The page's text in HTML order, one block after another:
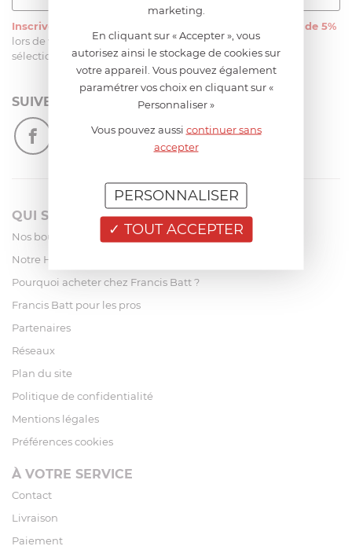
Inscrivez-vous
une remise de 5%
lors de votre première commande sur notre site sur une
sélection d’articles, hors soldes et promotions
SUIVEZ-NOUS
QUI SOMMES-NOUS?
Nos boutiques
Notre Histoire
Pourquoi acheter chez Francis Batt ?
Francis Batt pour les pros
Partenaires
Réseaux
Plan du site
Politique de confidentialité
Mentions légales
Préférences cookies
À VOTRE SERVICE
Contact
Livraison
Paiement
marketing.
En cliquant sur « Accepter », vous
autorisez ainsi le stockage de cookies sur
votre appareil. Vous pouvez également
paramétrer vos choix en cliquant sur «
Personnaliser »
Vous pouvez aussi continuer sans
accepter
TOUT ACCEPTER
PERSONNALISER